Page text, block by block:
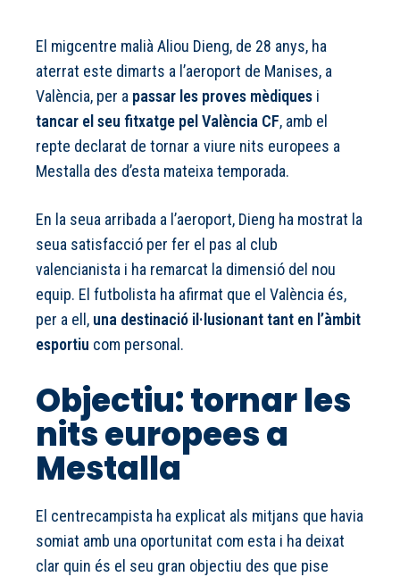
El migcentre malià Aliou Dieng, de 28 anys, ha
aterrat este dimarts a l’aeroport de Manises, a
València, per a passar les proves mèdiques i
tancar el seu fitxatge pel València CF, amb el
repte declarat de tornar a viure nits europees a
Mestalla des d’esta mateixa temporada.
En la seua arribada a l’aeroport, Dieng ha mostrat la
seua satisfacció per fer el pas al club
valencianista i ha remarcat la dimensió del nou
equip. El futbolista ha afirmat que el València és,
per a ell, una destinació il·lusionant tant en l’àmbit
esportiu com personal.
Objectiu: tornar les
nits europees a
Mestalla
El centrecampista ha explicat als mitjans que havia
somiat amb una oportunitat com esta i ha deixat
clar quin és el seu gran objectiu des que pise